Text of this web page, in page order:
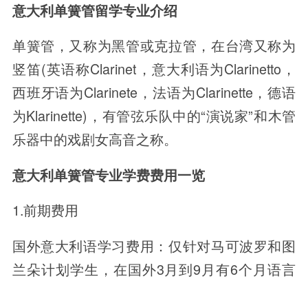
意大利单簧管留学专业介绍
单簧管，又称为黑管或克拉管，在台湾又称为
竖笛(英语称Clarinet，意大利语为Clarinetto，
西班牙语为Clarinete，法语为Clarinette，德语
为Klarinette)，有管弦乐队中的“演说家”和木管
乐器中的戏剧女高音之称。
意大利单簧管专业学费费用一览
1.前期费用
国外意大利语学习费用：仅针对马可波罗和图
兰朵计划学生，在国外3月到9月有6个月语言